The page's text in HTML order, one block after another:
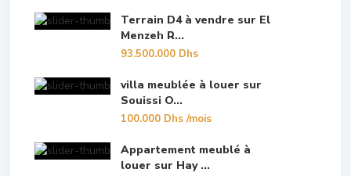
Terrain D4 à vendre sur El
Menzeh R...
93.500.000 Dhs
villa meublée à louer sur
Souissi O...
100.000 Dhs/mois
Appartement meublé à
louer sur Hay ...